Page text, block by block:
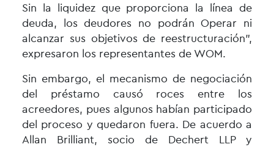
Sin la liquidez que proporciona la línea de
deuda, los deudores no podrán Operar ni
alcanzar sus objetivos de reestructuración”,
expresaron los representantes de WOM.
Sin embargo, el mecanismo de negociación
del préstamo causó roces entre los
acreedores, pues algunos habían participado
del proceso y quedaron fuera. De acuerdo a
Allan Brilliant, socio de Dechert LLP y